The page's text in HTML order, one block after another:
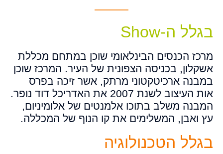
בגלל ה-Show
מרכז הכנסים הבינלאומי שוכן במתחם מכללת
אשקלון, בכניסה הצפונית של העיר. המרכז שוכן
במבנה ארכיטקטוני מרתק, אשר זיכה בפרס
אות העיצוב לשנת 2007 את האדריכל דוד נופר.
המבנה משלב בתוכו אלמנטים של אלומיניום,
עץ ואבן, המשלימים את קו הנוף של המכללה.
בגלל הטכנולוגיה